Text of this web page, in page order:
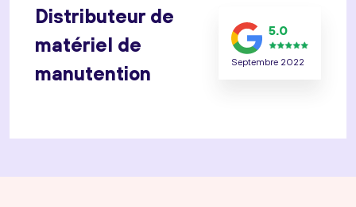
Distributeur de
matériel de
manutention
5.0
Septembre 2022